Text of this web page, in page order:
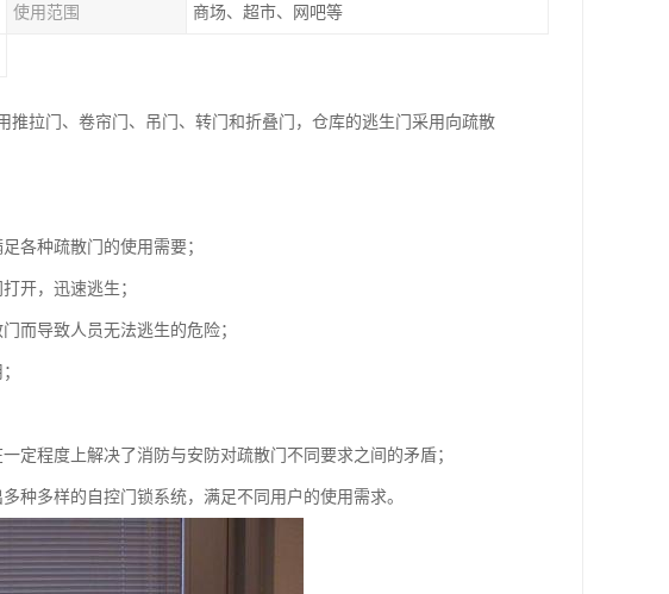
使用范围 商场、超市、网吧等
拉门、卷帘门、吊门、转门和折叠门，仓库的逃生门采用向疏散
各种疏散门的使用需要；
开，迅速逃生；
而导致人员无法逃生的危险；
定程度上解决了消防与安防对疏散门不同要求之间的矛盾；
种多样的自控门锁系统，满足不同用户的使用需求。